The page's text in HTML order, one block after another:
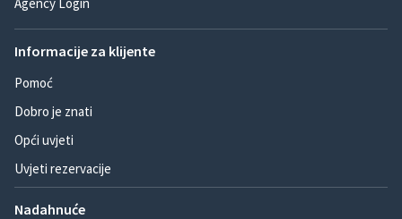
Informacije za klijente
Pomoć
Dobro je znati
Opći uvjeti
Uvjeti rezervacije
Nadahnuće